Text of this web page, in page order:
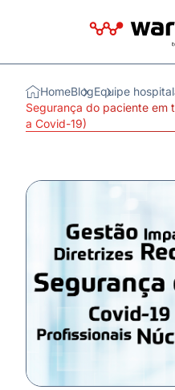
HomeBlogEquipe
Segurança do paciente em
a Covid-19)